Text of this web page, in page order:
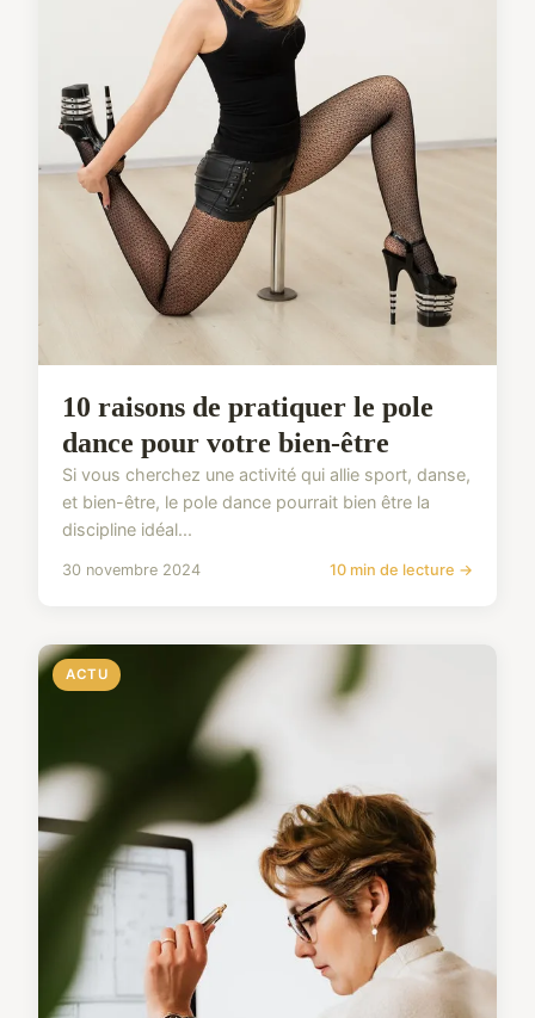
10 raisons de pratiquer le pole
dance pour votre bien-être
Si vous cherchez une activité qui allie sport, danse,
et bien-être, le pole dance pourrait bien être la
discipline idéal...
30 novembre 2024 10 min de lecture →
ACTU